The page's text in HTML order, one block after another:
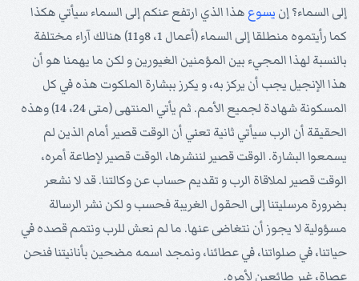
إلى السماء؟ إن يسوع هذا الذي ارتفع عنكم إلى السماء سيأتي هكذا
كما رأيتموه منطلقا إلى السماء (أعمال 1، 8و11) هنالك آراء مختلفة
بالنسبة لهذا المجيء بين المؤمنين الغيورين و لكن ما يهمنا هو أن
هذا الإنجيل يجب أن يركز به، و يكرز ببشارة الملكوت هذه في كل
المسكونة شهادة لجميع الأمم. ثم يأتي المنتهى (متى 24، 14) وهذه
الحقيقة أن الرب سيأتي ثانية تعني أن الوقت قصير أمام الذين لم
يسمعوا البشارة. الوقت قصير لننشرها، الوقت قصير لإطاعة أمره،
الوقت قصير لملاقاة الرب و تقديم حساب عن وكالتنا. قد لا نشعر
بضرورة مرسليتنا إلى الحقول الغريبة فحسب و لكن نشر الرسالة
مسؤولية لا يجوز أن نتغاضى عنها. ما لم نعش للرب ونتمم قصده في
حياتنا، في صلواتنا، في عطائنا، ونمجد اسمه مضحين بأنانيتنا فنحن
عصاة، غير طائعين لأمره.